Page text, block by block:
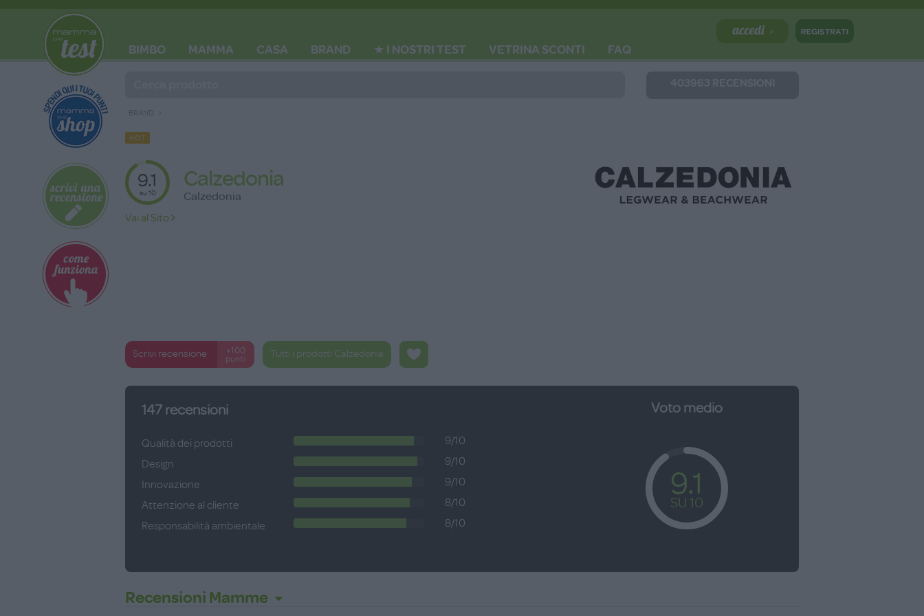
BIMBO MAMMA CASA BRAND ★ I NOSTRI TEST VETRINA SCONTI
FAQ
BRAND
HOT
9.1
su 10
Calzedonia
Calzedonia
Vai al Sito
Scrivi recensione
+100
punti
Tutti i prodotti Calzedonia
147 recensioni
Qualità dei prodotti
9/10
Design
9/10
Innovazione
9/10
Attenzione al cliente
8/10
Responsabilità ambientale
8/10
Voto medio
9.1
SU 10
Recensioni Mamme